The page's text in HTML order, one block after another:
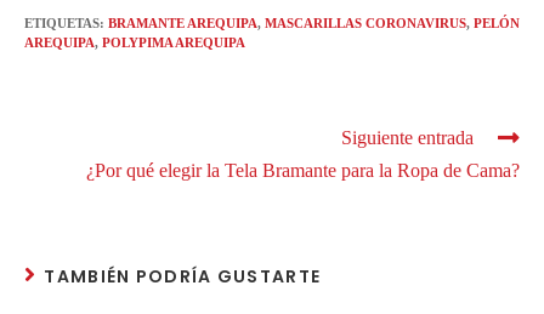
ETIQUETAS: BRAMANTE AREQUIPA, MASCARILLAS CORONAVIRUS, PELÓN
AREQUIPA, POLYPIMA AREQUIPA
Siguiente entrada
¿Por qué elegir la Tela Bramante para la Ropa de Cama?
TAMBIÉN PODRÍA GUSTARTE